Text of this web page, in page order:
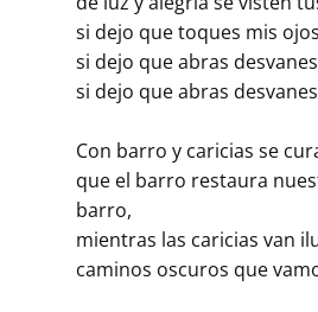
si dejo que toques mis
si dejo que abras
si dejo que abras
Con barro y caricias se
que el barro restaura
barro,
mientras las caricias van
caminos oscuros que